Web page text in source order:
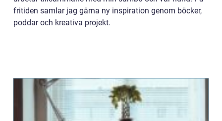
fritiden samlar jag gärna ny inspiration genom böcker,
poddar och kreativa projekt.